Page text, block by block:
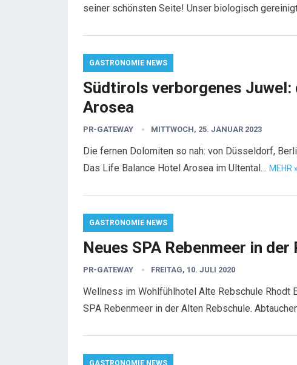
seiner schönsten Seite! Unser biologisch
GASTRONOMIE NEWS
Südtirols verborgenes
Arosea
PR-GATEWAY MITTWOCH, 25. JANUAR 2023
Die fernen Dolomiten so nah: von Düsseldorf,
Das Life Balance Hotel Arosea im Ultental… MEHR »
GASTRONOMIE NEWS
Neues SPA Rebenmeer in
PR-GATEWAY FREITAG, 10. JULI 2020
Wellness im Wohlfühlhotel Alte Rebschule Rhodt
SPA Rebenmeer in der Alten Rebschule.
GASTRONOMIE NEWS